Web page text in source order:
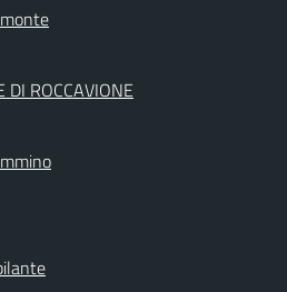
DI ROCCAVIONE